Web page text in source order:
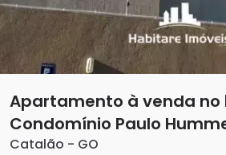
Apartamento à venda no
Condomínio Paulo
Catalão - GO